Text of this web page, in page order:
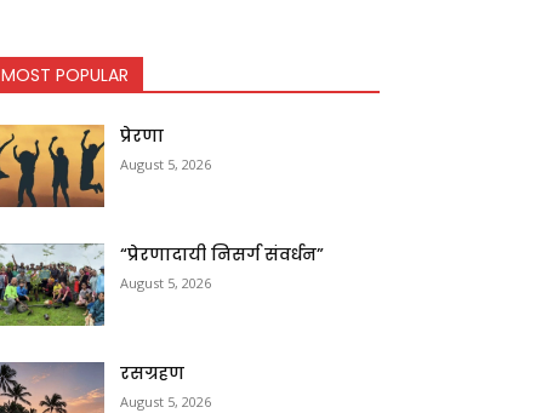
MOST POPULAR
प्रेरणा
August 5, 2026
“प्रेरणादायी निसर्ग संवर्धन”
August 5, 2026
रसग्रहण
August 5, 2026